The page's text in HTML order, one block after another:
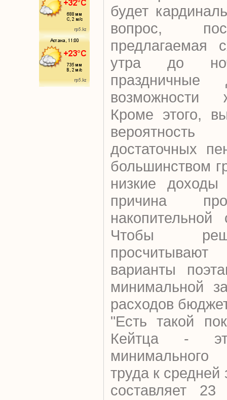
будет
вопрос,
предлагаемая
утра до
возможности
Кроме этого,
достаточных
большинством
низкие
причина
Чтобы
варианты
минимальной
расходов
"Есть такой
Кейтца -
труда к средней
составляет